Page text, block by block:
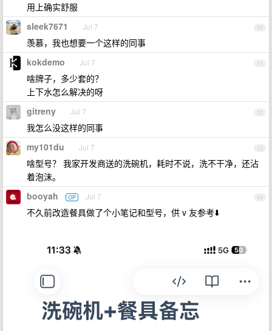
用上确实舒服
10
sleek7671 Jul 7
羡慕，我也想要一个这样的同事
11
kokdemo Jul 7
啥牌子，多少套的？
上下水怎么解决的呀
12
gitreny Jul 7
我怎么没这样的同事
13
my101du Jul 7
啥型号？ 我家开发商送的洗碗机，耗时不说，洗不干净，还沾
着泡沫。
14
booyah OP Jul 7
不久前改造餐具做了个小笔记和型号，供 v 友参考⬇️